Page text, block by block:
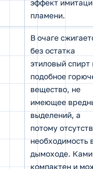
эффект
пламени.
В очаге
без остатка
этиловый спирт
подобное
вещество, не
имеющее
выделений, а
потому
необходимость
дымоходе.
компактен и